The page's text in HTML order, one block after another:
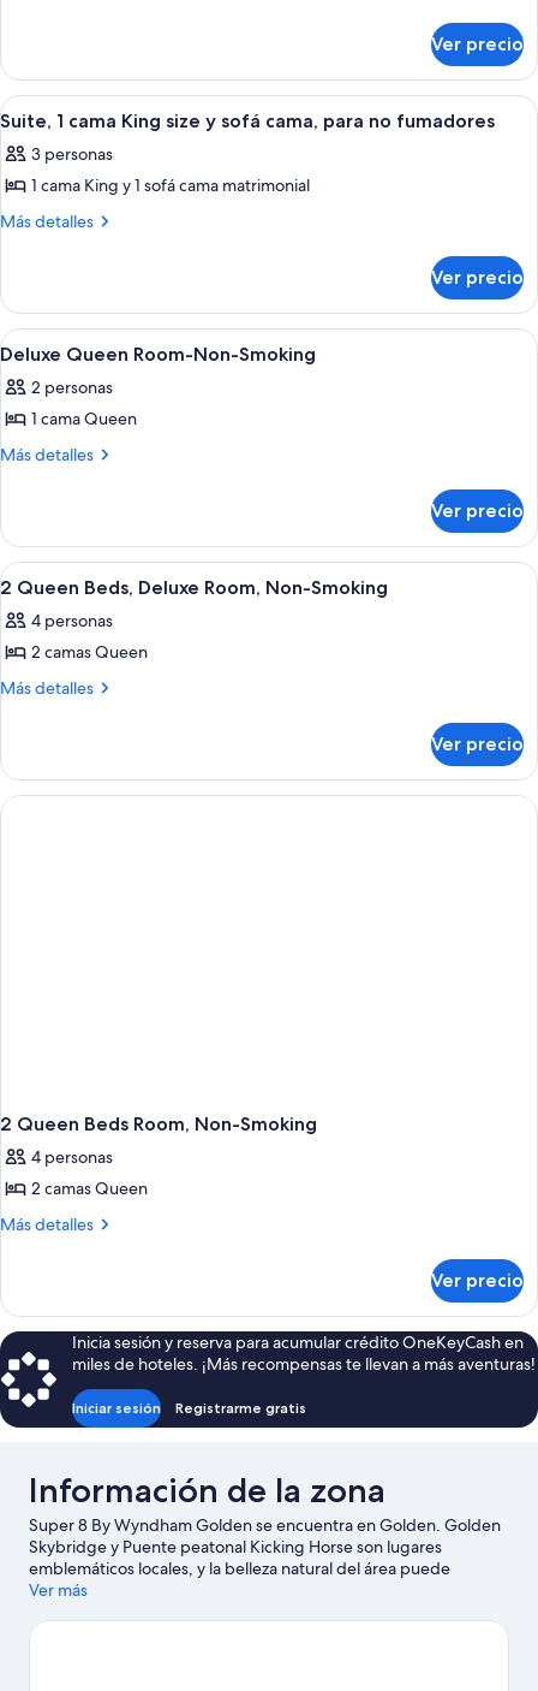
Queen
size,
para
no
fumadores
2
camas
Queen
para
no
Ver precio
Abrir
todas
las
fotos
de
cama
King
size
y
sofá
para
Habitación de hotel con cama,
2
Suite, 1 cama King size y sofá cama, para no fumadores
3 personas
1 cama King y 1 sofá cama matrimonial
Más detalles
Más
1
cama
King
y
sofá
para
Ver precio
Abrir
todas
las
fotos
de
Room-
Non-
Smoking
Una habitación de hotel con cama,
1
Deluxe Queen Room-Non-Smoking
2 personas
1 cama Queen
Más detalles
Más
Queen
Room-
Non-
Ver precio
Abrir
todas
las
fotos
de
Beds,
Deluxe
Habitación de hotel con dos camas,
1
2 Queen Beds, Deluxe Room, Non-Smoking
4 personas
2 camas Queen
Más detalles
Más
Queen
Beds,
Deluxe
Ver precio
2 Queen Beds Room, Non-Smoking
4 personas
2 camas Queen
Más detalles
Más
Queen
Beds
Room,
Non-
Smoking
Ver precio
Inicia sesión y reserva para acumular crédito OneKeyCash en
miles de hoteles. ¡Más recompensas te llevan a más aventuras!
Iniciar sesión Registrarme gratis
Información de la zona
Super 8 By Wyndham Golden se encuentra en Golden. Golden
Skybridge y Puente peatonal Kicking Horse son lugares
emblemáticos locales, y la belleza natural del área puede
apreciarse en Yoho National Park y Parque provincial Burges and
Ver más